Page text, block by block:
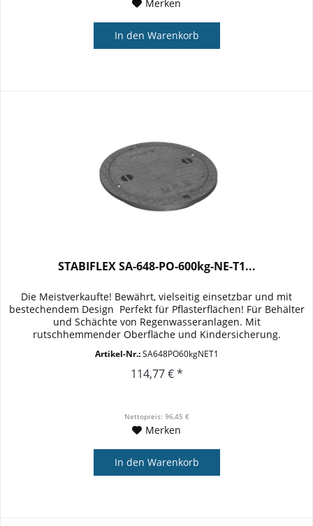
Merken
In den Warenkorb
STABIFLEX SA-648-PO-600kg-NE-T1...
Die Meistverkaufte! Bewährt, vielseitig einsetzbar und mit
bestechendem Design  Perfekt für Pflasterflächen! Für Behälter
und Schächte von Regenwasseranlagen. Mit
rutschhemmender Oberfläche und Kindersicherung.
Artikel-Nr.:SA648PO60kgNET1
114,77 € *
Nettopreis: 96,45 €
Merken
In den Warenkorb